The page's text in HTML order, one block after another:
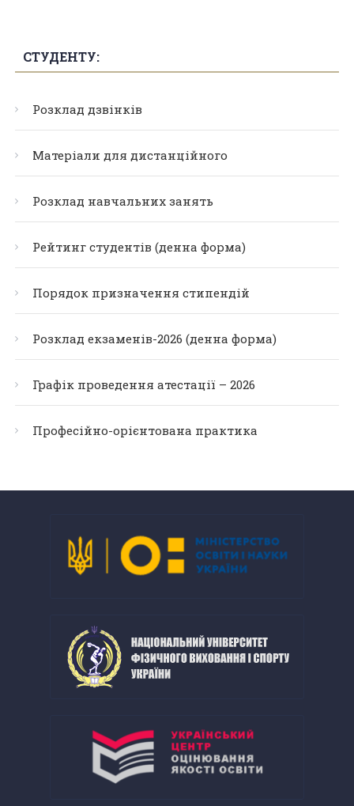
СТУДЕНТУ:
Розклад дзвінків
Матеріали для дистанційного
Розклад навчальних занять
Рейтинг студентів (денна форма)
Порядок призначення стипендій
Розклад екзаменів-2026 (денна форма)
Графік проведення атестації – 2026
Професійно-орієнтована практика